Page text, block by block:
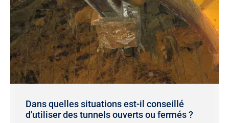
Dans quelles situations est-il conseillé
d'utiliser des tunnels ouverts ou fermés ?